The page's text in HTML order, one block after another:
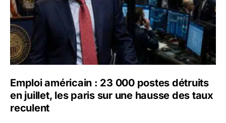
Emploi américain : 23 000 postes détruits
en juillet, les paris sur une hausse des taux
reculent